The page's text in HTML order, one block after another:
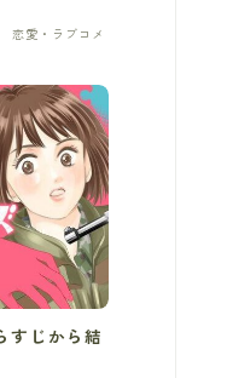
恋愛・ラブコメ
すじから結